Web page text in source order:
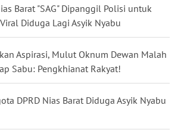
Barat "SAG" Dipanggil Polisi untuk
Diduga Lagi Asyik Nyabu
Aspirasi, Mulut Oknum Dewan Malah
Sabu: Pengkhianat Rakyat!
DPRD Nias Barat Diduga Asyik Nyabu